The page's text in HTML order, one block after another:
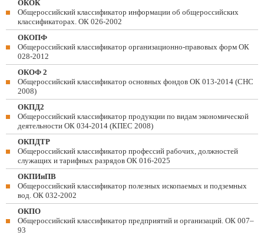
ОКОК
Общероссийский классификатор информации об общероссийских
классификаторах. ОК 026-2002
ОКОПФ
Общероссийский классификатор организационно-правовых форм ОК
028-2012
ОКОФ 2
Общероссийский классификатор основных фондов ОК 013-2014 (СНС
2008)
ОКПД2
Общероссийский классификатор продукции по видам экономической
деятельности ОК 034-2014 (КПЕС 2008)
ОКПДТР
Общероссийский классификатор профессий рабочих, должностей
служащих и тарифных разрядов ОК 016-2025
ОКПИиПВ
Общероссийский классификатор полезных ископаемых и подземных
вод. ОК 032-2002
ОКПО
Общероссийский классификатор предприятий и организаций. ОК 007–
93